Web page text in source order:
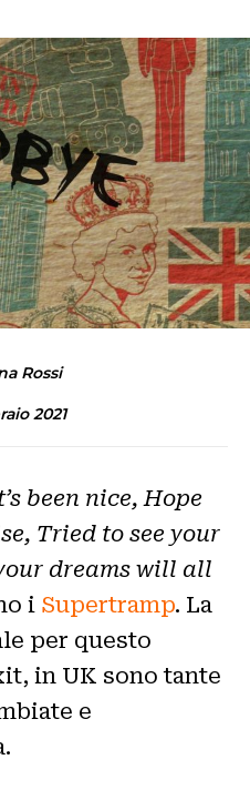
Rossi
2021
been nice, Hope
Tried to see your
dreams will all
i Supertramp. La
per questo
in UK sono tante
e